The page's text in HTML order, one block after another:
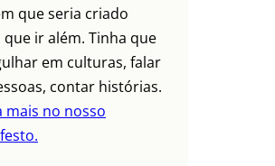
que seria criado
ir além. Tinha que
em culturas, falar
contar histórias.
mais no nosso